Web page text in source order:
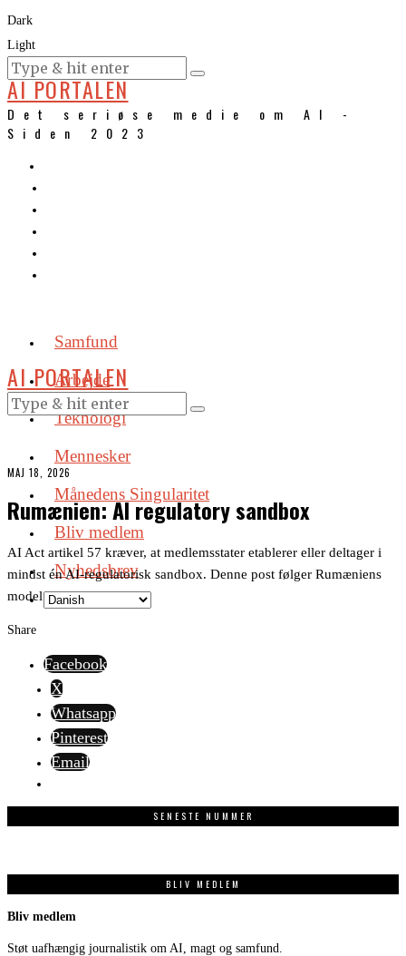
Dark
Light
KURSER
AI PORTALEN
Det seriøse medie om AI -
Siden 2023
Samfund
Arbejde
Teknologi
Mennesker
Månedens Singularitet
Bliv medlem
Nyhedsbrev
AI PORTALEN
MAJ 18, 2026
Rumænien: AI regulatory sandbox
AI Act artikel 57 kræver, at medlemsstater etablerer eller deltager i
mindst én AI-regulatorisk sandbox. Denne post følger Rumæniens
model.
Share
Facebook
X
Whatsapp
Pinterest
Email
SENESTE NUMMER
BLIV MEDLEM
Bliv medlem
Støt uafhængig journalistik om AI, magt og samfund.